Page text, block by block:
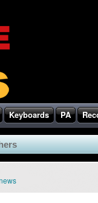
Keyboards PA